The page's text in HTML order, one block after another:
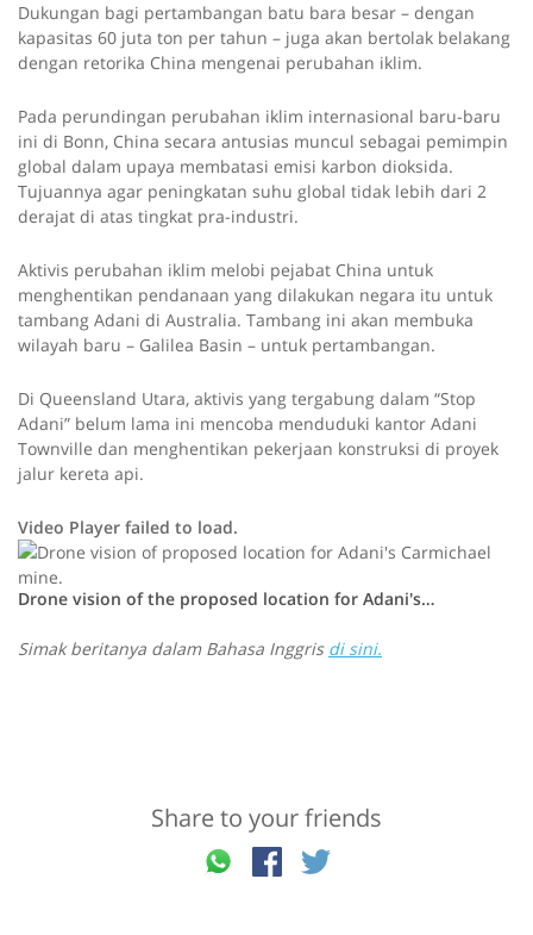
Dukungan bagi pertambangan batu bara besar – dengan
kapasitas 60 juta ton per tahun – juga akan bertolak belakang
dengan retorika China mengenai perubahan iklim.
Pada perundingan perubahan iklim internasional baru-baru
ini di Bonn, China secara antusias muncul sebagai pemimpin
global dalam upaya membatasi emisi karbon dioksida.
Tujuannya agar peningkatan suhu global tidak lebih dari 2
derajat di atas tingkat pra-industri.
Aktivis perubahan iklim melobi pejabat China untuk
menghentikan pendanaan yang dilakukan negara itu untuk
tambang Adani di Australia. Tambang ini akan membuka
wilayah baru – Galilea Basin – untuk pertambangan.
Di Queensland Utara, aktivis yang tergabung dalam “Stop
Adani” belum lama ini mencoba menduduki kantor Adani
Townville dan menghentikan pekerjaan konstruksi di proyek
jalur kereta api.
Video Player failed to load.
Drone vision of the proposed location for Adani's…
P
P
Simak beritanya dalam Bahasa Inggris di sini.
Share to your friends